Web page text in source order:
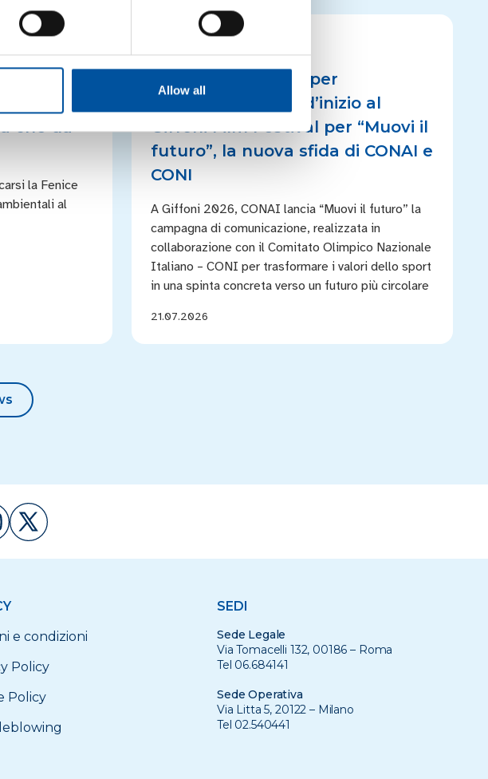
Allow all
che dà
la Fenice
al
Lo sport in campo per
l’ambiente: calcio d’inizio al
Giffoni Film Festival per “Muovi il
futuro”, la nuova sfida di CONAI e
CONI
A Giffoni 2026, CONAI lancia “Muovi il futuro” la
campagna di comunicazione, realizzata in
collaborazione con il Comitato Olimpico Nazionale
Italiano – CONI per trasformare i valori dello sport
in una spinta concreta verso un futuro più circolare
21.07.2026
e condizioni
Policy
Policy
SEDI
Sede Legale
Via Tomacelli 132, 00186 – Roma
Tel 06.684141
Sede Operativa
Via Litta 5, 20122 – Milano
Tel 02.540441